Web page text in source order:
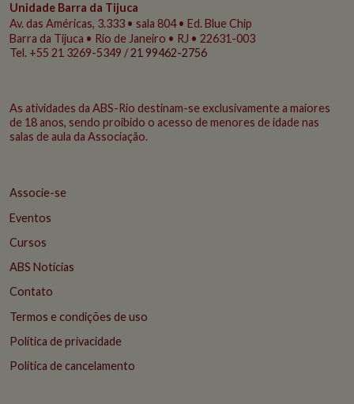
Unidade Barra da Tijuca
Av. das Américas, 3.333 • sala 804 • Ed. Blue Chip
Barra da Tijuca • Rio de Janeiro • RJ • 22631-003
Tel. +55 21 3269-5349 /21 99462-2756
As atividades da ABS-Rio destinam-se exclusivamente a maiores
de 18 anos, sendo proibido o acesso de menores de idade nas
salas de aula da Associação.
Associe-se
Eventos
Cursos
ABS Notícias
Contato
Termos e condições de uso
Política de privacidade
Política de cancelamento